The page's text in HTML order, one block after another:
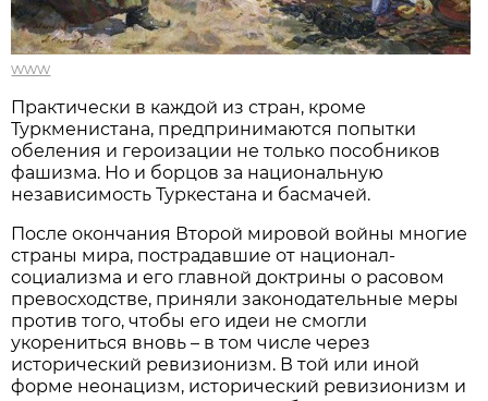
www
Практически в каждой из стран, кроме
Туркменистана, предпринимаются попытки
обеления и героизации не только пособников
фашизма. Но и борцов за национальную
независимость Туркестана и басмачей.
После окончания Второй мировой войны многие
страны мира, пострадавшие от национал-
социализма и его главной доктрины о расовом
превосходстве, приняли законодательные меры
против того, чтобы его идеи не смогли
укорениться вновь – в том числе через
исторический ревизионизм. В той или иной
форме неонацизм, исторический ревизионизм и